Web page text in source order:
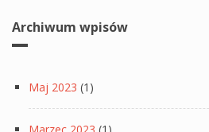
Archiwum wpisów
Maj 2023 (1)
Marzec 2023 (1)